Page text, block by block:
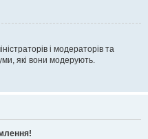
і модераторів та
які вони модерують.